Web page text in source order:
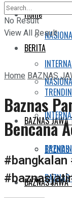
BERITA
BAZNAS JAWA
BAZNAS
BAZNAS
Home
BERITA
BAZNAS JAWA
No Result
View All Result
HomeBAZNAS
Baznas
Bencana
#bangkalan